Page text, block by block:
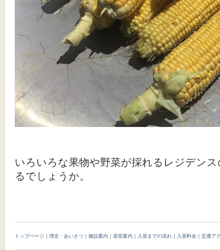
いろいろな果物や野菜が採れるレジデン
るでしょうか。
トップページ ｜ 理念・あいさつ ｜ 施設案内 ｜ 居室案内 ｜ 入居までの流れ ｜ 入居料金 ｜ 交通ア